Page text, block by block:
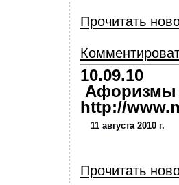
Прочитать
10.09.10
Афоризмы
http://
11 августа 2010 г.
Прочитать